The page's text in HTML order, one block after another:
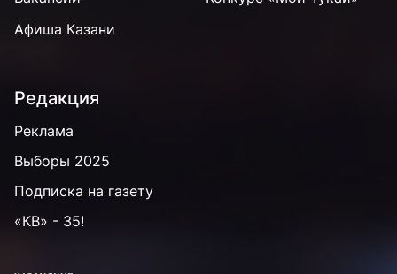
Афиша Казани
Редакция
Реклама
Выборы 2025
Подписка на газету
«КВ» - 35!